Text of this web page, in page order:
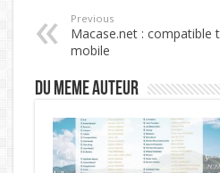
Previous
Macase.net : compatible
mobile
DU MEME AUTEUR